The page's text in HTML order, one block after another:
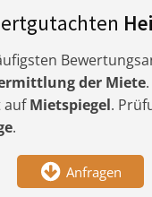
der Miete
aufMietspiegel.
.
Anfragen